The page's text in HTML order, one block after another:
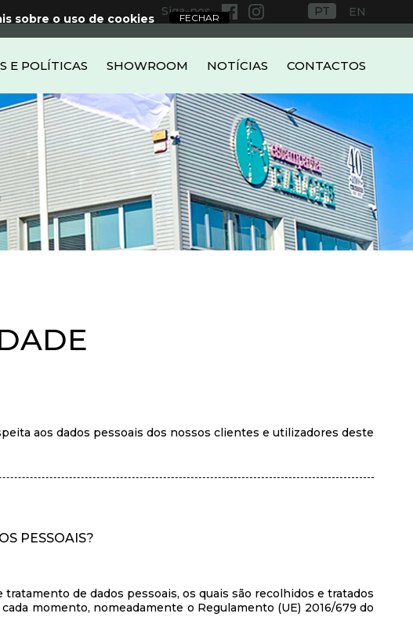
Siga-nos PT EN
E POLÍTICAS SHOWROOM NOTÍCIAS CONTACTOS
aos dados pessoais dos nossos clientes e utilizadores deste
PESSOAIS?
de dados pessoais, os quais são recolhidos e tratados
momento, nomeadamente o Regulamento (UE) 2016/679 do
sobre o uso de cookies